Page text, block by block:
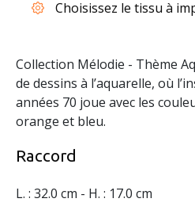
Choisissez le tissu à
Collection Mélodie - Thème
de dessins à l’aquarelle, où
années 70 joue avec les
orange et bleu.
Raccord
L. : 32.0 cm - H. : 17.0 cm